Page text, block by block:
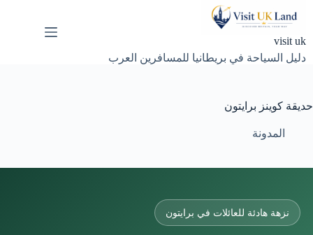
visit uk
دليل السياحة في بريطانيا للمسافرين العرب
حديقة كوينز برايتون
المدونة
نزهة هادئة للعائلات في برايتون